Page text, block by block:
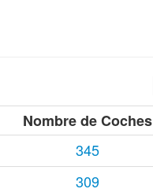
Nombre de Coches
345
309